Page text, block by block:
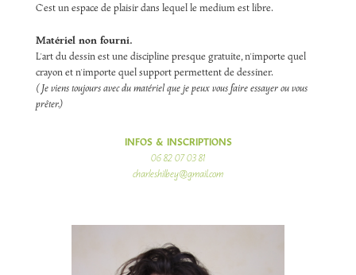
C'est un espace de plaisir dans lequel le medium est libre.
Matériel non fourni.
L'art du dessin est une discipline presque gratuite, n'importe quel
crayon et n'importe quel support permettent de dessiner.
( Je viens toujours avec du matériel que je peux vous faire essayer ou vous
prêter.)
INFOS & INSCRIPTIONS
06 82 07 03 81
charleshilbey@gmail.com